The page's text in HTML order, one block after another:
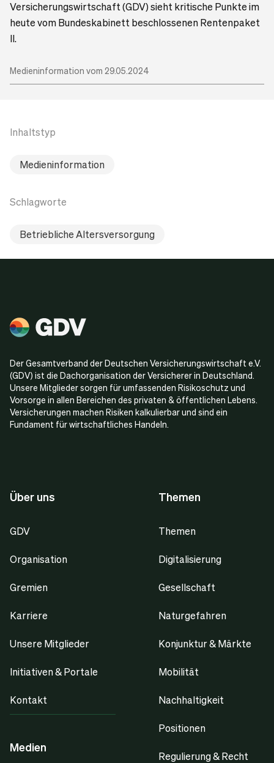
Versicherungswirtschaft (GDV) sieht kritische Punkte im
heute vom Bundeskabinett beschlossenen Rentenpaket
II.
Medieninformation vom 29.05.2024
Inhaltstyp
Medieninformation
Schlagworte
Betriebliche Altersversorgung
Der Gesamtverband der Deutschen Versicherungswirtschaft e.V.
(GDV) ist die Dachorganisation der Versicherer in Deutschland.
Unsere Mitglieder sorgen für umfassenden Risikoschutz und
Vorsorge in allen Bereichen des privaten & öffentlichen Lebens.
Versicherungen machen Risiken kalkulierbar und sind ein
Fundament für wirtschaftliches Handeln.
Über uns
GDV
Organisation
Gremien
Karriere
Unsere Mitglieder
Initiativen & Portale
Kontakt
Medien
Themen
Themen
Digitalisierung
Gesellschaft
Naturgefahren
Konjunktur & Märkte
Mobilität
Nachhaltigkeit
Positionen
Regulierung & Recht